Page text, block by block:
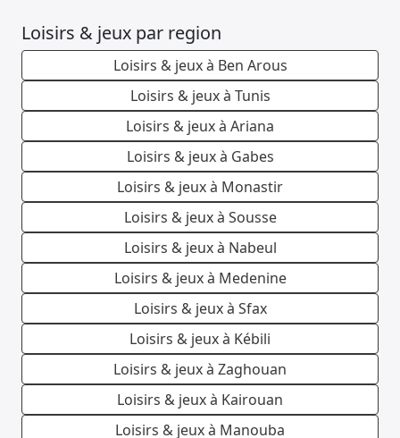
Loisirs & jeux par region
Loisirs & jeux à Ben Arous
Loisirs & jeux à Tunis
Loisirs & jeux à Ariana
Loisirs & jeux à Gabes
Loisirs & jeux à Monastir
Loisirs & jeux à Sousse
Loisirs & jeux à Nabeul
Loisirs & jeux à Medenine
Loisirs & jeux à Sfax
Loisirs & jeux à Kébili
Loisirs & jeux à Zaghouan
Loisirs & jeux à Kairouan
Loisirs & jeux à Manouba